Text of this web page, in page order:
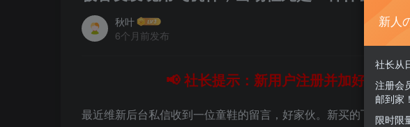
秋叶
6个月前发布
📢 社长提示：新用户注册并加好友，
最近维新后台私信收到一位童鞋的留言，好家伙。新买的飞机杯
新人
社长从
注册会
邮到家！
限时限